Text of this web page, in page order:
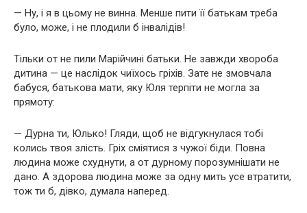
— Ну, і я в цьому не винна. Менше пити її батькам треба
було, може, і не плодили б інвалідів!
Тільки от не пили Марійчині батьки. Не завжди хвороба
дитина — це наслідок чиїхось гріхів. Зате не змовчала
бабуся, батькова мати, яку Юля терпіти не могла за
прямоту:
— Дурна ти, Юлько! Гляди, щоб не відгукнулася тобі
колись твоя злість. Гріх сміятися з чужої біди. Повна
людина може схуднути, а от дурному порозумнішати не
дано. А здорова людина може за одну мить усе втратити,
тож ти б, дівко, думала наперед.